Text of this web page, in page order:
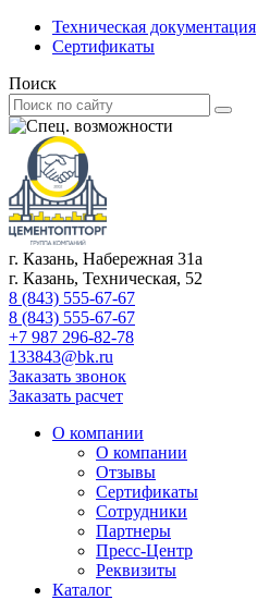
Техническая документация
Сертификаты
Поиск
г. Казань, Набережная 31а
г. Казань, Техническая, 52
8 (843) 555-67-67
8 (843) 555-67-67
+7 987 296-82-78
133843@bk.ru
Заказать звонок
Заказать расчет
О компании
О компании
Отзывы
Сертификаты
Сотрудники
Партнеры
Пресс-Центр
Реквизиты
Каталог